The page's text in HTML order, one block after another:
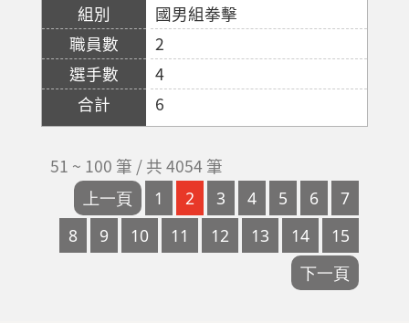
國男組拳擊
2
4
6
51 ~ 100 筆 / 共 4054 筆